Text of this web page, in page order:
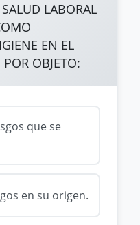
LABORAL
EN EL
OBJETO:
que se
en su origen.